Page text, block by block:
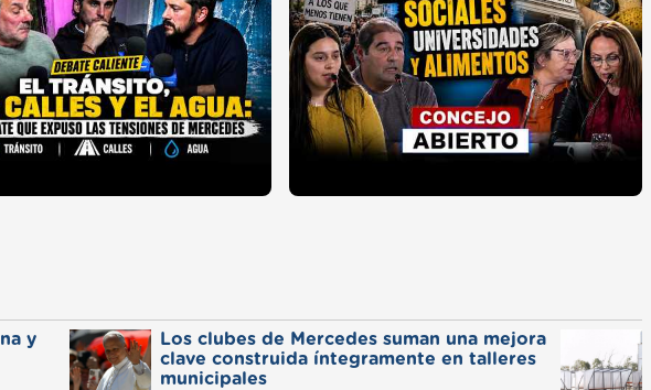
y
Los clubes de Mercedes suman una mejora
clave construida íntegramente en talleres
municipales